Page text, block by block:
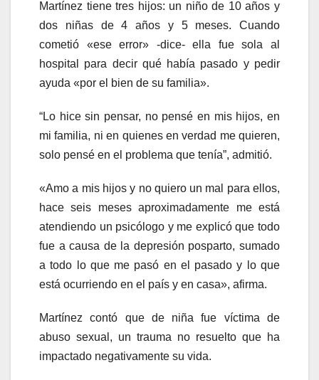
Martínez tiene tres hijos: un niño de 10 años y
dos niñas de 4 años y 5 meses. Cuando
cometió «ese error» -dice- ella fue sola al
hospital para decir qué había pasado y pedir
ayuda «por el bien de su familia».
“Lo hice sin pensar, no pensé en mis hijos, en
mi familia, ni en quienes en verdad me quieren,
solo pensé en el problema que tenía”, admitió.
«Amo a mis hijos y no quiero un mal para ellos,
hace seis meses aproximadamente me está
atendiendo un psicólogo y me explicó que todo
fue a causa de la depresión posparto, sumado
a todo lo que me pasó en el pasado y lo que
está ocurriendo en el país y en casa», afirma.
Martínez contó que de niña fue víctima de
abuso sexual, un trauma no resuelto que ha
impactado negativamente su vida.